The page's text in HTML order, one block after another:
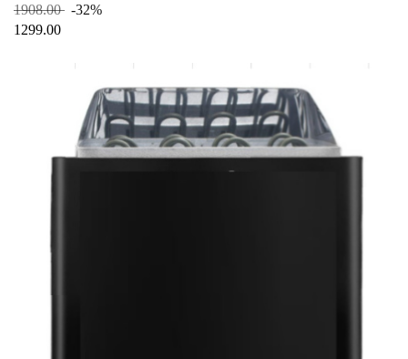
1908.00
-32%
1299.00